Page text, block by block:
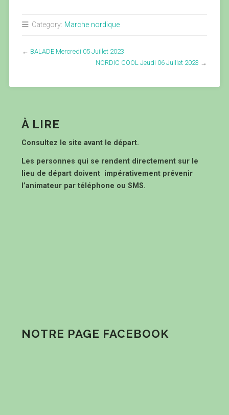
Category: Marche nordique
← BALADE Mercredi 05 Juillet 2023
NORDIC COOL Jeudi 06 Juillet 2023 →
À LIRE
Consultez le site avant le départ.
Les personnes qui se rendent directement sur le
lieu de départ doivent impérativement prévenir
l’animateur par téléphone ou SMS.
NOTRE PAGE FACEBOOK